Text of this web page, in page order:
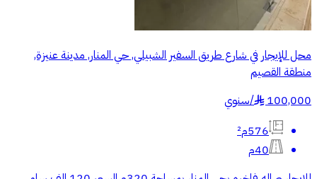
محل للإيجار في شارع طريق السفير الشبيلي, حي المنار, مدينة عنيزة,
منطقة القصيم
100,000
§
/سنوي
576م²
40م